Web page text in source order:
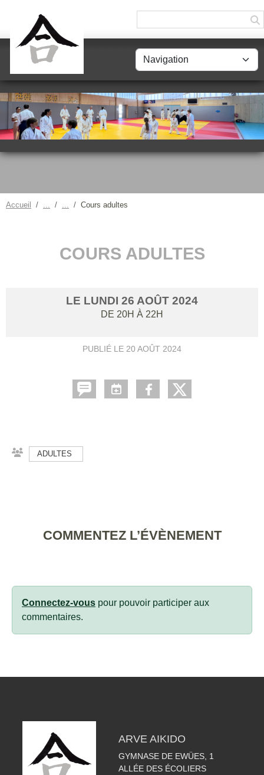
Accueil Cours adultes
COURS ADULTES
LE LUNDI 26 AOÛT 2024
DE 20H À 22H
PUBLIÉ LE 20 AOÛT 2024
ADULTES
COMMENTEZ L’ÉVÈNEMENT
Connectez-vous pour pouvoir participer aux
commentaires.
ARVE AIKIDO
GYMNASE DE EWÜES, 1
ALLÉE DES ÉCOLIERS